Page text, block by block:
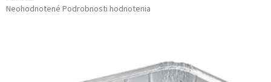
Priemerné
Neohodnotené Podrobnosti hodnotenia